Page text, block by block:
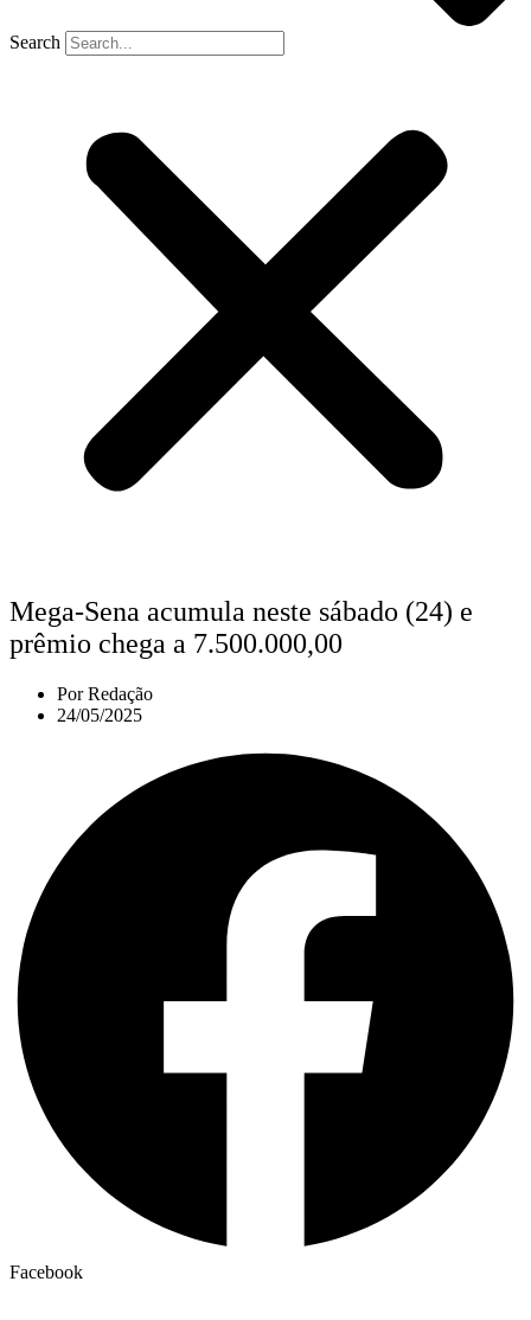
Search
Mega-Sena acumula neste sábado (24) e
prêmio chega a 7.500.000,00
PorRedação
24/05/2025
Facebook